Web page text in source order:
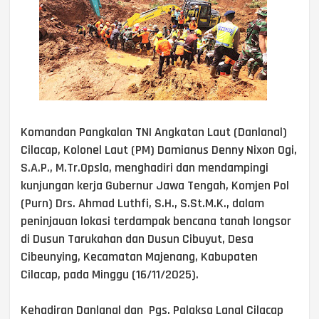
Komandan Pangkalan TNI Angkatan Laut (Danlanal)
Cilacap, Kolonel Laut (PM) Damianus Denny Nixon Ogi,
S.A.P., M.Tr.Opsla, menghadiri dan mendampingi
kunjungan kerja Gubernur Jawa Tengah, Komjen Pol
(Purn) Drs. Ahmad Luthfi, S.H., S.St.M.K., dalam
peninjauan lokasi terdampak bencana tanah longsor
di Dusun Tarukahan dan Dusun Cibuyut, Desa
Cibeunying, Kecamatan Majenang, Kabupaten
Cilacap, pada Minggu (16/11/2025).
Kehadiran Danlanal dan Pgs. Palaksa Lanal Cilacap